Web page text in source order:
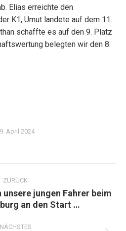
Elias erreichte den
K1, Umut landete auf dem 11.
schaffte es auf den 9. Platz
belegten wir den 8.
April 2024
ZURÜCK
Vorheriger
Beitrag:
jungen Fahrer beim
an den Start …
NÄCHSTES